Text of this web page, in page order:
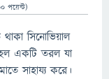
পয়েন্ট)
সিনোভিয়াল
একটি তরল যা
সাহায্য করে।